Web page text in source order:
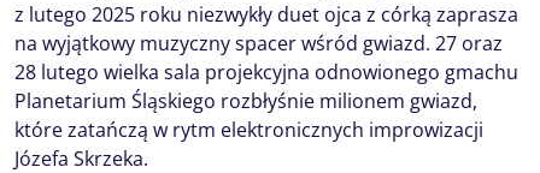
z lutego 2025 roku niezwykły duet ojca z córką zaprasza
na wyjątkowy muzyczny spacer wśród gwiazd. 27 oraz
28 lutego wielka sala projekcyjna odnowionego gmachu
Planetarium Śląskiego rozbłyśnie milionem gwiazd,
które zatańczą w rytm elektronicznych improwizacji
Józefa Skrzeka.